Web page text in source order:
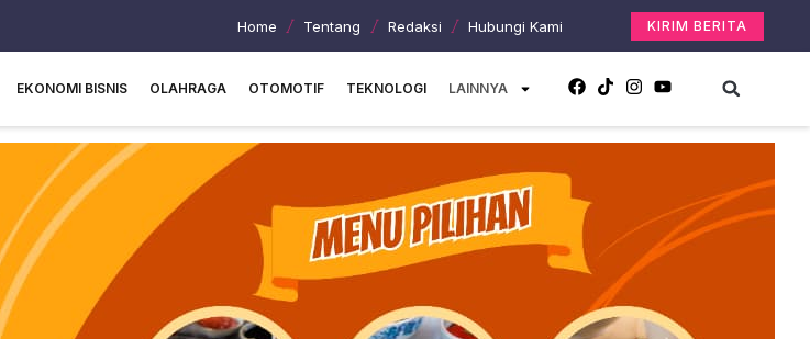
Home Tentang Redaksi Hubungi Kami KIRIM BERITA
EKONOMI BISNIS OLAHRAGA OTOMOTIF TEKNOLOGI LAINNYA